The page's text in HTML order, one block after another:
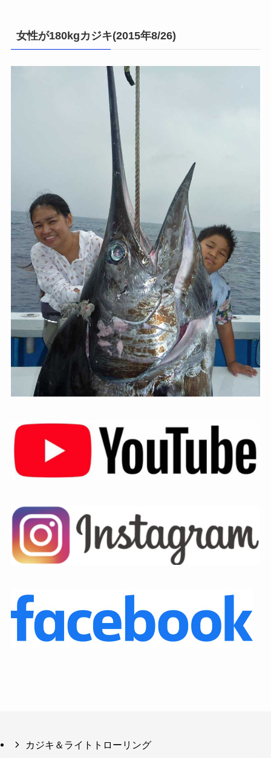
女性が180kgカジキ(2015年8/26)
カジキ＆ライトトローリング